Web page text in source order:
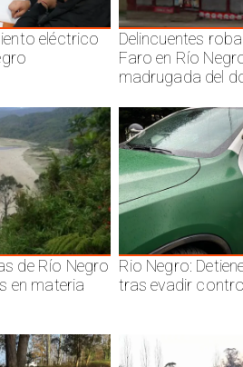
eléctrico
Delincuentes
Faro en Río
madrugada del
de Río Negro
en materia
Rio Negro:
tras evadir